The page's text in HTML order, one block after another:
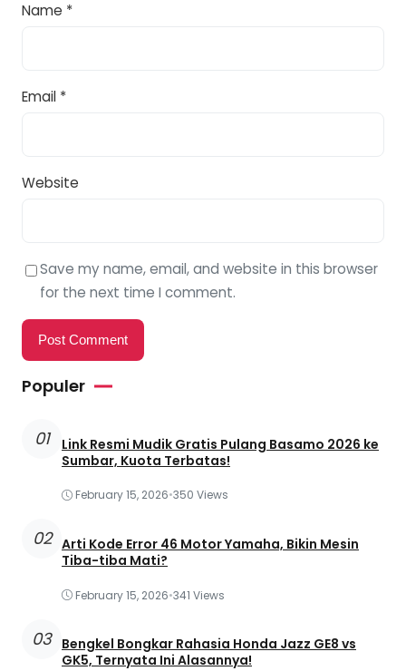
Name *
Email *
Website
Save my name, email, and website in this browser
for the next time I comment.
Populer
01
Link Resmi Mudik Gratis Pulang Basamo 2026 ke
Sumbar, Kuota Terbatas!
February 15, 2026•350 Views
02 Arti Kode Error 46 Motor Yamaha, Bikin Mesin
Tiba-tiba Mati?
February 15, 2026•341 Views
03 Bengkel Bongkar Rahasia Honda Jazz GE8 vs
GK5, Ternyata Ini Alasannya!